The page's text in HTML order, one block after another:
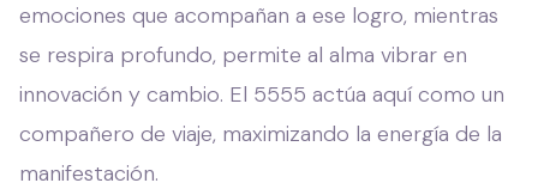
emociones que acompañan a ese logro, mientras
se respira profundo, permite al alma vibrar en
innovación y cambio. El 5555 actúa aquí como un
compañero de viaje, maximizando la energía de la
manifestación.